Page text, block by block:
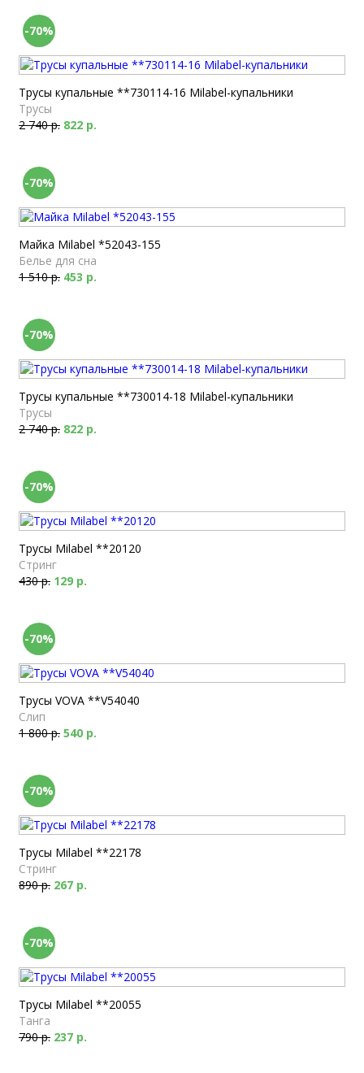
-70%
Трусы купальные **730114-16 Milabel-купальники
Трусы
2 740 р. 822 р.
-70%
Майка Milabel *52043-155
Белье для сна
1 510 р. 453 р.
-70%
Трусы купальные **730014-18 Milabel-купальники
Трусы
2 740 р. 822 р.
-70%
Трусы Milabel **20120
Стринг
430 р. 129 р.
-70%
Трусы VOVA **V54040
Слип
1 800 р. 540 р.
-70%
Трусы Milabel **22178
Стринг
890 р. 267 р.
-70%
Трусы Milabel **20055
Танга
790 р. 237 р.